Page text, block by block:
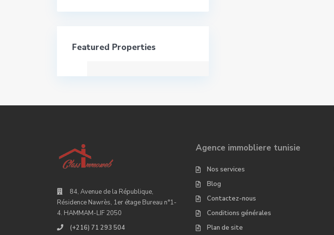
Featured Properties
84, Avenue de la République,
Résidence Nawrès, 1er étage Bureau n°1-
4. HAMMAM-LIF 2050
(+216) 71 293 504
Agence immobliere tunisie
Nos services
Blog
Contactez-nous
Conditions générales
Plan de site